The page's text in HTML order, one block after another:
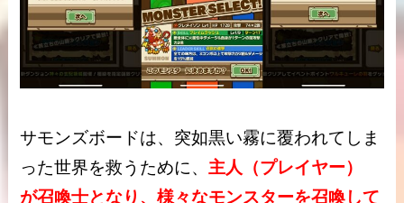
サモンズボードは、突如黒い霧に覆われてしま
った世界を救うために、 主人（プレイヤー）
が召喚士となり、様々なモンスターを召喚して